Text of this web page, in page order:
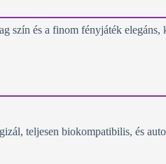
és a finom fényjáték elegáns,
teljesen biokompatibilis, és